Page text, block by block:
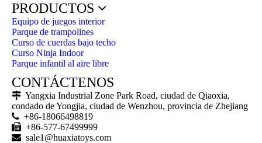
PRODUCTOS
Equipo de juegos interior
Parque de trampolines
Curso de cuerdas bajo techo
Curso Ninja Indoor
Parque infantil al aire libre
CONTÁCTENOS
 Yangxia Industrial Zone Park Road, ciudad de Qiaoxia,
condado de Yongjia, ciudad de Wenzhou, provincia de Zhejiang
 +86-18066498819
 +86-577-67499999
 sale1@huaxiatoys.com